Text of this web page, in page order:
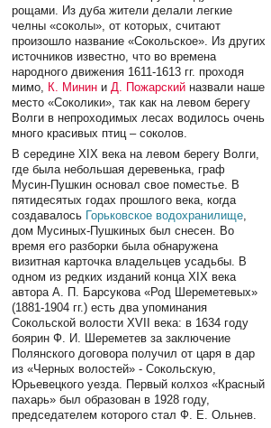
рощами. Из дуба жители делали легкие
челны «соколы», от которых, считают
произошло название «Сокольское». Из других
источников известно, что во времена
народного движения 1611-1613 гг. проходя
мимо, К. Минин и Д. Пожарский назвали наше
место «Соколики», так как на левом берегу
Волги в непроходимых лесах водилось очень
много красивых птиц – соколов.
В середине XIX века на левом берегу Волги,
где была небольшая деревенька, граф
Мусин-Пушкин основал свое поместье. В
пятидесятых годах прошлого века, когда
создавалось Горьковское водохранилище,
дом Мусиных-Пушкиных был снесен. Во
время его разборки была обнаружена
визитная карточка владельцев усадьбы. В
одном из редких изданий конца XIX века
автора А. П. Барсукова «Род Шереметевых»
(1881-1904 гг.) есть два упоминания
Сокольской волости XVII века: в 1634 году
боярин Ф. И. Шереметев за заключение
Полянского договора получил от царя в дар
из «Черных волостей» - Сокольскую,
Юрьевецкого уезда. Первый колхоз «Красный
пахарь» был образован в 1928 году,
председателем которого стал Ф. Е. Ольнев.